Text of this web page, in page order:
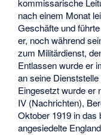
kommissarische
nach einem Monat
Geschäfte und
er, noch während
zum Militärdienst,
Entlassen wurde er
an seine
Eingesetzt wurde er
IV (Nachrichten),
Oktober 1919 in das
angesiedelte